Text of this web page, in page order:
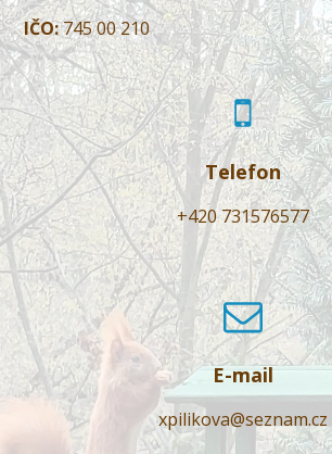
IČO:745 00 210
Telefon
+420 731576577
E-mail
xpilikova@seznam.cz